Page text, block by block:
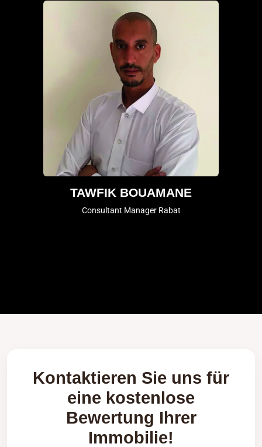
TAWFIK BOUAMANE
Consultant Manager Rabat
Kontaktieren Sie uns für
eine kostenlose
Bewertung Ihrer
Immobilie!